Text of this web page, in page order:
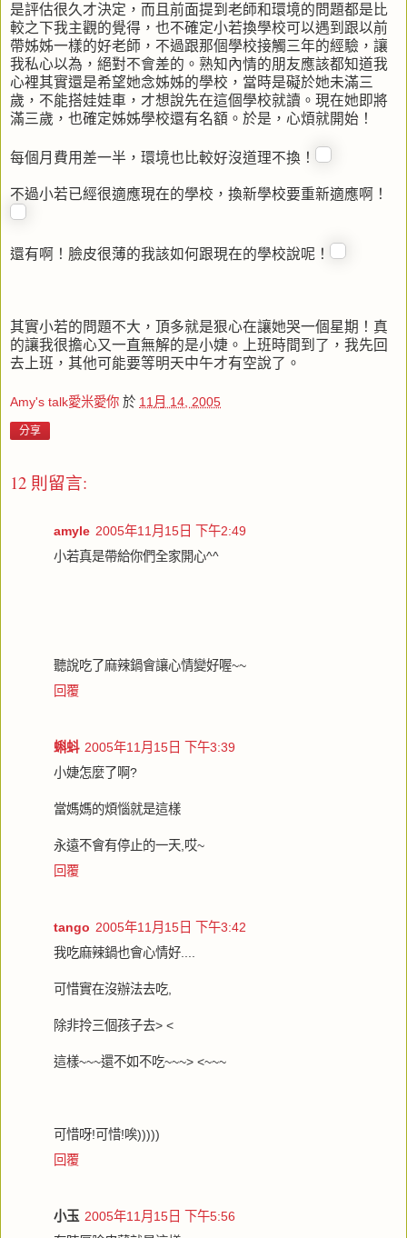
是評估很久才決定，而且前面提到老師和環境的問題都是比
較之下我主觀的覺得，也不確定小若換學校可以遇到跟以前
帶姊姊一樣的好老師，不過跟那個學校接觸三年的經驗，讓
我私心以為，絕對不會差的。熟知內情的朋友應該都知道我
心裡其實還是希望她念姊姊的學校，當時是礙於她未滿三
歲，不能搭娃娃車，才想說先在這個學校就讀。現在她即將
滿三歲，也確定姊姊學校還有名額。於是，心煩就開始！
每個月費用差一半，環境也比較好沒道理不換！
不過小若已經很適應現在的學校，換新學校要重新適應啊！
還有啊！臉皮很薄的我該如何跟現在的學校說呢！
其實小若的問題不大，頂多就是狠心在讓她哭一個星期！真
的讓我很擔心又一直無解的是小婕。上班時間到了，我先回
去上班，其他可能要等明天中午才有空說了。
Amy's talk愛米愛你 於 11月 14, 2005
分享
12 則留言:
amyle 2005年11月15日 下午2:49
小若真是帶給你們全家開心^^
聽說吃了麻辣鍋會讓心情變好喔~~
回覆
蝌蚪 2005年11月15日 下午3:39
小婕怎麼了啊?
當媽媽的煩惱就是這樣
永遠不會有停止的一天,哎~
回覆
tango 2005年11月15日 下午3:42
我吃麻辣鍋也會心情好....
可惜實在沒辦法去吃,
除非拎三個孩子去> <
這樣~~~還不如不吃~~~> <~~~
可惜呀!可惜!唉)))))
回覆
小玉 2005年11月15日 下午5:56